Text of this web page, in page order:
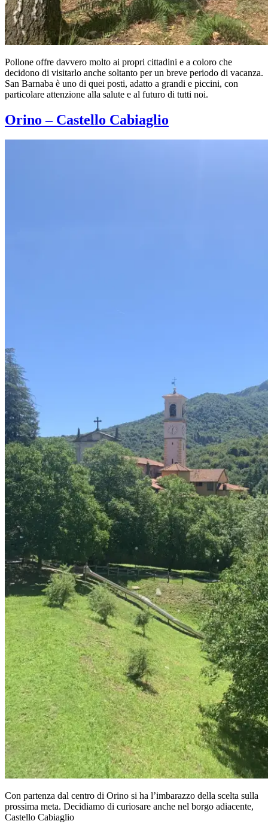
Pollone offre davvero molto ai propri cittadini e a coloro che
decidono di visitarlo anche soltanto per un breve periodo di vacanza.
San Barnaba è uno di quei posti, adatto a grandi e piccini, con
particolare attenzione alla salute e al futuro di tutti noi.
Orino – Castello Cabiaglio
Con partenza dal centro di Orino si ha l’imbarazzo della scelta sulla
prossima meta. Decidiamo di curiosare anche nel borgo adiacente,
Castello Cabiaglio